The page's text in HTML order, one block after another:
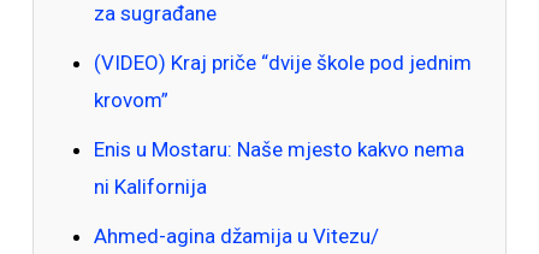
za sugrađane
(VIDEO) Kraj priče “dvije škole pod jednim
krovom”
Enis u Mostaru: Naše mjesto kakvo nema
ni Kalifornija
Ahmed-agina džamija u Vitezu/